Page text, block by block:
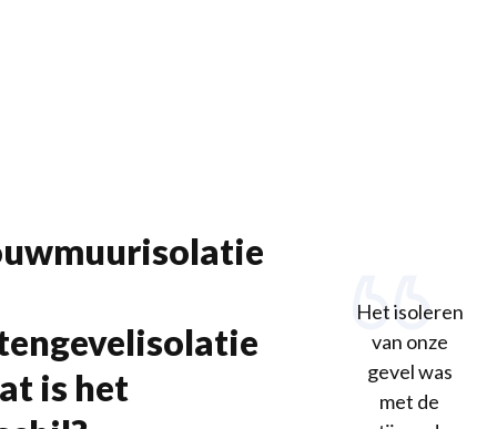
is het
Het isoleren
van onze
gevel was
met de